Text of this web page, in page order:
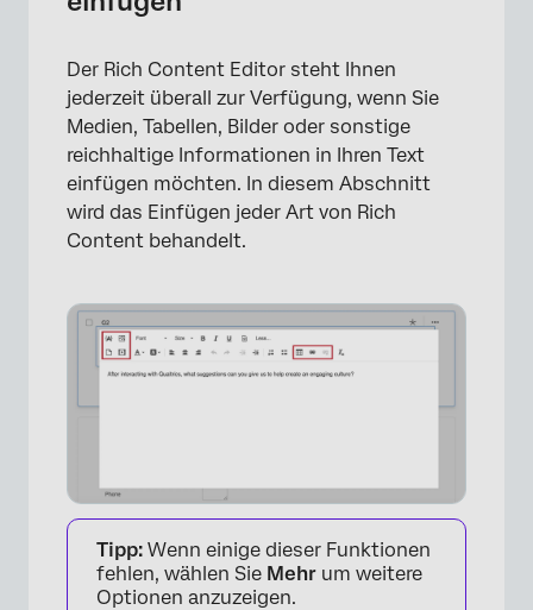
×
Der Rich Content Editor steht Ihnen
jederzeit überall zur Verfügung, wenn Sie
Medien, Tabellen, Bilder oder sonstige
reichhaltige Informationen in Ihren Text
einfügen möchten. In diesem Abschnitt
wird das Einfügen jeder Art von Rich
Content behandelt.
Tipp: Wenn einige dieser Funktionen
fehlen, wählen Sie Mehr um weitere
Optionen anzuzeigen.